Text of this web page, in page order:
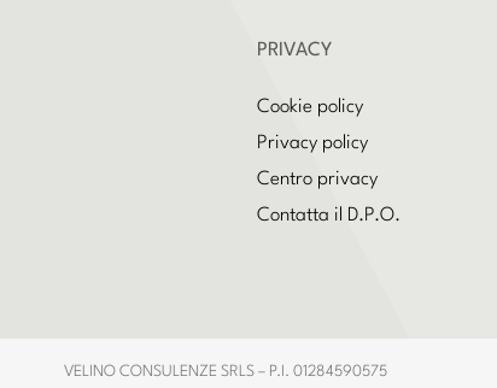
PRIVACY
Cookie policy
Privacy policy
Centro privacy
Contatta il D.P.O.
VELINO CONSULENZE SRLS – P.I. 01284590575